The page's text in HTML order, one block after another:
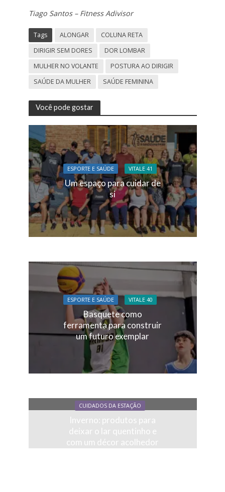
Tiago Santos – Fitness Adivisor
Tags ALONGAR
COLUNA RETA
DIRIGIR SEM DORES
DOR LOMBAR
MULHER NO VOLANTE
POSTURA AO DIRIGIR
SAÚDE DA MULHER
SAÚDE FEMININA
Você pode gostar
ESPORTE E SAÚDE VITALE 41
Um espaço para cuidar de
si
ESPORTE E SAÚDE VITALE 40
Basquete como
ferramenta para construir
um futuro exemplar
CUIDADOS DA ESTAÇÃO
Inverno: produtos para
deixar o lar quentinho e
com um décor acolhedor